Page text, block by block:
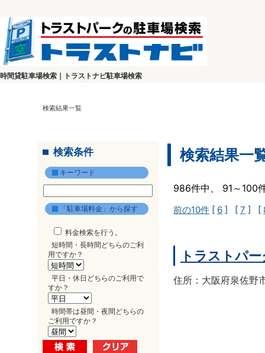
時間貸駐車場検索｜トラストナビ駐車場検索
検索結果一覧
検索条件
キーワード
「駐車場料金」から探す
料金検索を行う。
短時間・長時間どちらのご利
用ですか？
平日・休日どちらのご利用で
すか？
時間帯は昼間・夜間どちらの
ご利用ですか？
検索結果一
986件中、 91～100
前の10件 [ 6 ] [ 7 ] [
トラストパ
住所：大阪府泉佐野